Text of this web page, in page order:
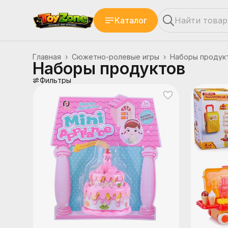
Каталог
Наборы
Сюжетно-ролевые игры ›
Главная ›
Наборы продуктов
Фильтры